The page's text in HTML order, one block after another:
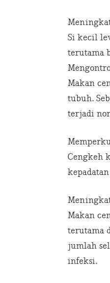
Si kecil
terutama
Makan
tubuh.
terjadi
Cengkeh
Makan
terutama
jumlah
infeksi.